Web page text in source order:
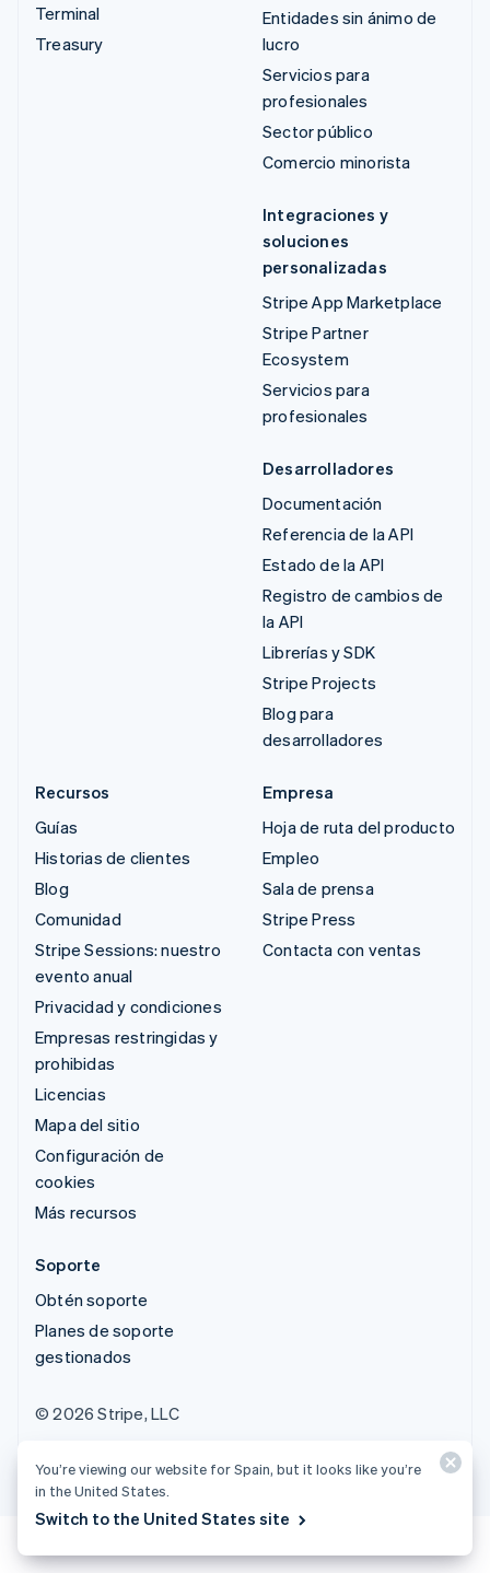
Terminal
Treasury
Entidades sin ánimo de
lucro
Servicios para
profesionales
Sector público
Comercio minorista
Integraciones y
soluciones
personalizadas
Stripe App Marketplace
Stripe Partner
Ecosystem
Servicios para
profesionales
Desarrolladores
Documentación
Referencia de la API
Estado de la API
Registro de cambios de
la API
Librerías y SDK
Stripe Projects
Blog para
desarrolladores
Recursos
Guías
Historias de clientes
Blog
Comunidad
Stripe Sessions: nuestro
evento anual
Privacidad y condiciones
Empresas restringidas y
prohibidas
Licencias
Mapa del sitio
Configuración de
cookies
Más recursos
Empresa
Hoja de ruta del producto
Empleo
Sala de prensa
Stripe Press
Contacta con ventas
Soporte
Obtén soporte
Planes de soporte
gestionados
© 2026 Stripe, LLC
You’re viewing our website for Spain, but it looks like you’re
in the United States.
Switch to the United States site